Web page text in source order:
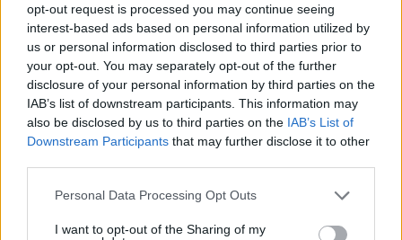
opt-out request is processed you may continue seeing
interest-based ads based on personal information utilized by
us or personal information disclosed to third parties prior to
your opt-out. You may separately opt-out of the further
disclosure of your personal information by third parties on the
IAB’s list of downstream participants. This information may
also be disclosed by us to third parties on the IAB’s List of
Downstream Participants that may further disclose it to other
Please note that this website/app uses one or more Google
not limited to your visit or usage behaviour. You may click to
Personal Data Processing Opt Outs
I want to opt-out of the Sharing of my
Άλλος για data center; Επενδύσεις €50 δισ. την
ερχόμενη δεκαετία